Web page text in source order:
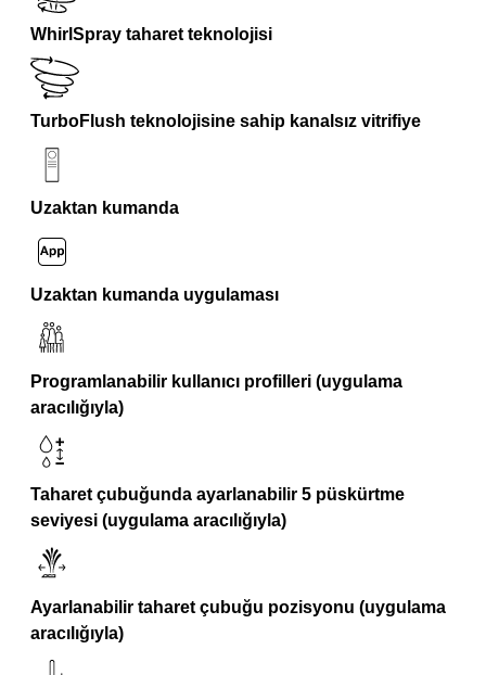
WhirlSpray taharet teknolojisi
TurboFlush teknolojisine sahip kanalsız vitrifiye
Uzaktan kumanda
Uzaktan kumanda uygulaması
Programlanabilir kullanıcı profilleri (uygulama
aracılığıyla)
Taharet çubuğunda ayarlanabilir 5 püskürtme
seviyesi (uygulama aracılığıyla)
Ayarlanabilir taharet çubuğu pozisyonu (uygulama
aracılığıyla)